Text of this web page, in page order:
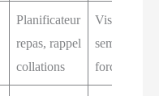
Planificateur
repas, rappel
collations
Visio 3–4
sem., bilan
force